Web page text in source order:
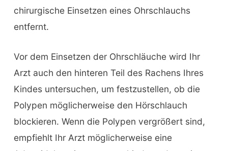
chirurgische Einsetzen eines Ohrschlauchs
entfernt.
Vor dem Einsetzen der Ohrschläuche wird Ihr
Arzt auch den hinteren Teil des Rachens Ihres
Kindes untersuchen, um festzustellen, ob die
Polypen möglicherweise den Hörschlauch
blockieren. Wenn die Polypen vergrößert sind,
empfiehlt Ihr Arzt möglicherweise eine